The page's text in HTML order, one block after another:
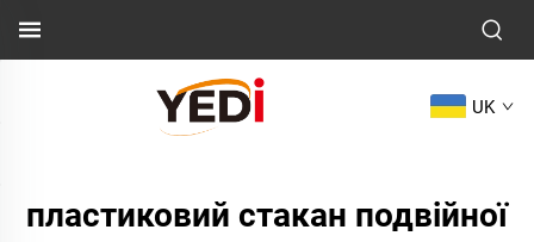
UK
пластиковий стакан подвійної